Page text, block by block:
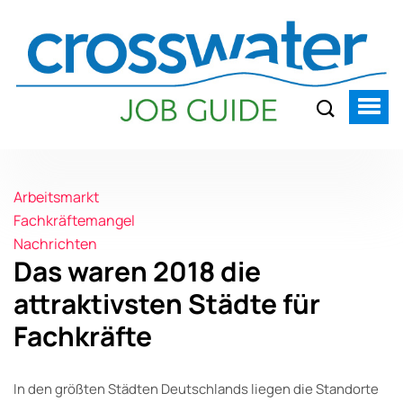
Arbeitsmarkt
Fachkräftemangel
Nachrichten
Das waren 2018 die
attraktivsten Städte für
Fachkräfte
In den größten Städten Deutschlands liegen die Standorte